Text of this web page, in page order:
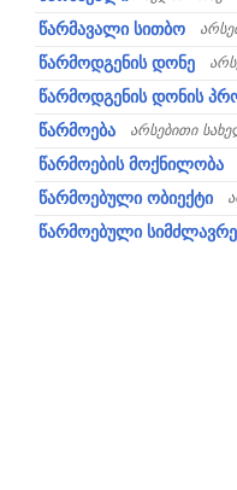
წარმავალი სითბო
წარმოდგენის დონე
წარმოდგენის დონის
წარმოება
არსებითი
წარმოების მოქნილობა
წარმოებული ობიექტი
წარმოებული სიმძლავრე